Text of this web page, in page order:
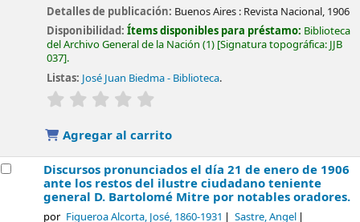
Detalles de publicación: Buenos Aires : Revista Nacional, 1906
Disponibilidad:Ítems disponibles para préstamo: Biblioteca
del Archivo General de la Nación (1) Signatura topográfica: JJB
037 .
Listas: José Juan Biedma - Biblioteca.
valoración
Agregar al carrito
Discursos pronunciados el día 21 de enero de 1906
ante los restos del ilustre ciudadano teniente
general D. Bartolomé Mitre por notables oradores.
por Figueroa Alcorta, José, 1860-1931 Sastre, Angel